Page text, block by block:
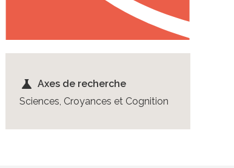
science Axes de recherche
Sciences, Croyances et Cognition